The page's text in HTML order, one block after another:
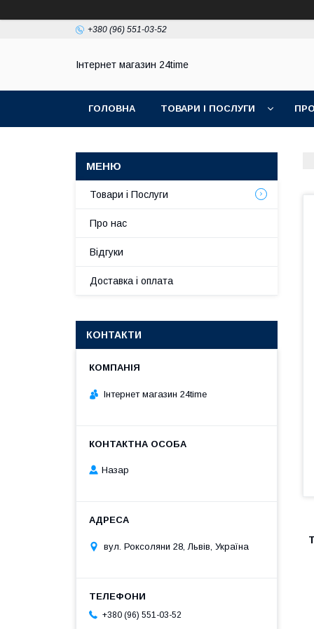
+380 (96) 551-03-52
Інтернет магазин 24time
ГОЛОВНА ТОВАРИ І ПОСЛУГИ
Товари і Послуги
Про нас
Відгуки
Доставка і оплата
КОНТАКТИ
Інтернет магазин 24time
Назар
вул. Роксоляни 28, Львів, Україна
+380 (96) 551-03-52